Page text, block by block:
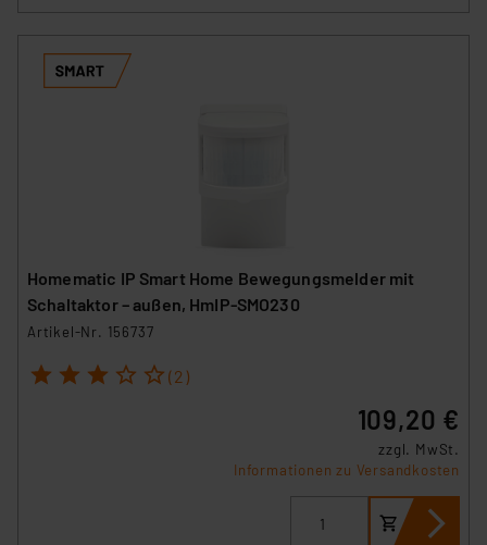
Homematic IP Smart Home Bewegungsmelder mit
Schaltaktor – außen, HmIP-SMO230
Artikel-Nr. 156737
1 2 3 4 5 (2)
109,20 €
zzgl. MwSt.
Informationen zu Versandkosten